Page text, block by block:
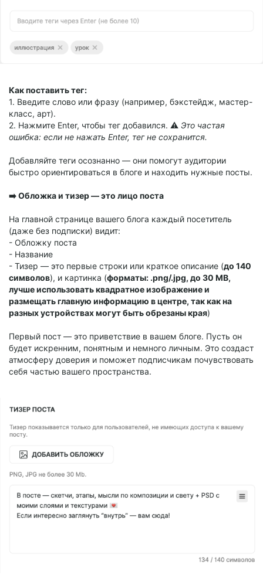
Как поставить тег:
1. Введите слово или фразу (например, бэкстейдж, мастер-
класс, арт).
2. Нажмите Enter, чтобы тег добавился. ⚠️ Это частая
ошибка: если не нажать Enter, тег не сохранится.
Добавляйте теги осознанно — они помогут аудитории
быстро ориентироваться в блоге и находить нужные посты.
➡️ Обложка и тизер — это лицо поста
На главной странице вашего блога каждый посетитель
(даже без подписки) видит:
- Обложку поста
- Название
- Тизер — это первые строки или краткое описание (до 140
символов), и картинка (форматы: .png/.jpg, до 30 MB,
лучше использовать квадратное изображение и
размещать главную информацию в центре, так как на
разных устройствах могут быть обрезаны края)
Первый пост — это приветствие в вашем блоге. Пусть он
будет искренним, понятным и немного личным. Это создаст
атмосферу доверия и поможет подписчикам почувствовать
себя частью вашего пространства.